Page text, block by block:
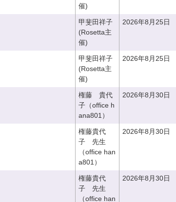
催)
甲斐田祥子
(Rosetta主
催)
2026年8月25日
甲斐田祥子
(Rosetta主
催)
2026年8月25日
権藤 貴代
子（office h
ana801）
2026年8月30日
権藤貴代
子 先生
（office han
a801）
2026年8月30日
権藤貴代
子 先生
（office han
2026年8月30日